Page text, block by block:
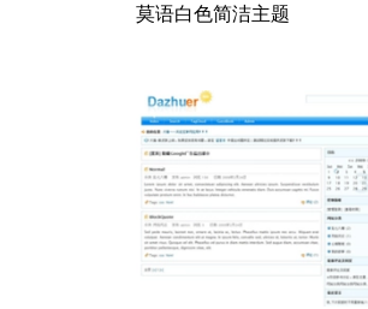
莫语白色简洁主题